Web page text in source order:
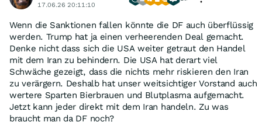
17.06.26 20:11:10
Wenn die Sanktionen fallen könnte die DF auch überflüssig
werden. Trump hat ja einen verheerenden Deal gemacht.
Denke nicht dass sich die USA weiter getraut den Handel
mit dem Iran zu behindern. Die USA hat derart viel
Schwäche gezeigt, dass die nichts mehr riskieren den Iran
zu verärgern. Deshalb hat unser weitsichtiger Vorstand auch
wertere Sparten Bierbrauen und Blutplasma aufgemacht.
Jetzt kann jeder direkt mit dem Iran handeln. Zu was
braucht man da DF noch?